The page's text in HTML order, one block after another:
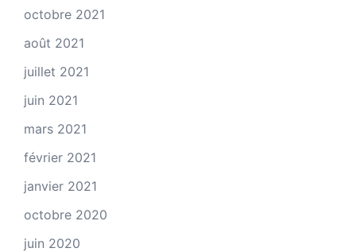
octobre 2021
août 2021
juillet 2021
juin 2021
mars 2021
février 2021
janvier 2021
octobre 2020
juin 2020